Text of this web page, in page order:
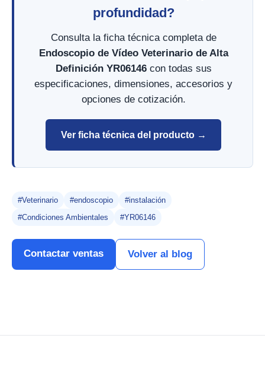
profundidad?
Consulta la ficha técnica completa de
Endoscopio de Vídeo Veterinario de Alta
Definición YR06146con todas sus
especificaciones, dimensiones, accesorios y
opciones de cotización.
Ver ficha técnica del producto →
#Veterinario #endoscopio
#instalación
#Condiciones Ambientales
#YR06146
Contactar ventas Volver al blog